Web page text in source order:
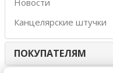
Новости
Канцелярские штучки
ПОКУПАТЕЛЯМ